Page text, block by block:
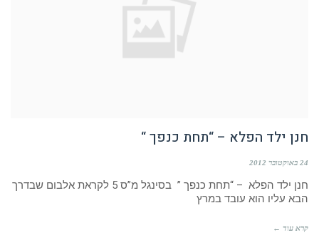
חנן ילד הפלא – “תחת כנפך “
24 באוקטובר 2012
חנן ילד הפלא – “תחת כנפך ” בסינגל מ”ס 5 לקראת אלבום שבדרך
הבא עליו הוא עובד במרץ
קרא עוד ←